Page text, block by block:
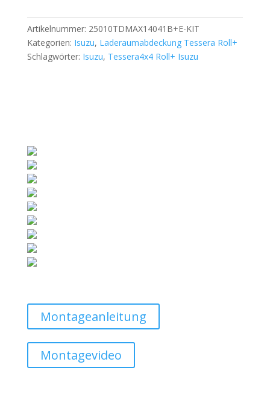
Max
D/C
Double
e
Artikelnummer: 25010TDMAX14041B+E-KIT
Kategorien: Isuzu, Laderaumabdeckung Tessera Roll+
Schlagwörter: Isuzu, Tessera4x4 Roll+ Isuzu
Montageanleitung
Montagevideo